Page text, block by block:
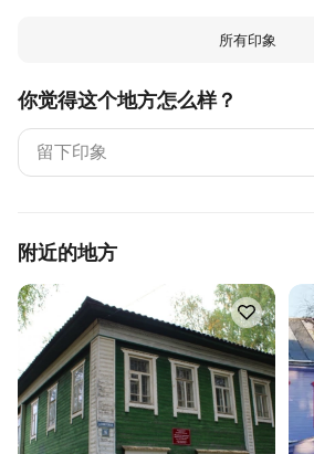
所有印象
你觉得这个地方怎么样？
附近的地方